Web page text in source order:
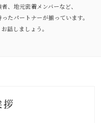
、地元密着メンバーなど、
たパートナーが揃っています。
話しましょう。